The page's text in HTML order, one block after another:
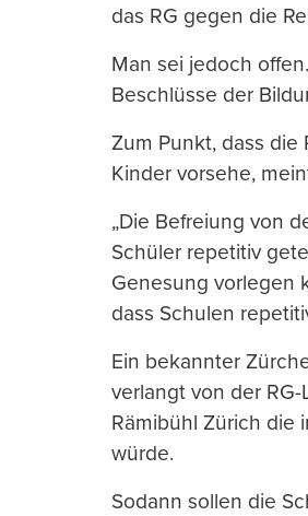
das RG gegen die
Man sei jedoch
Beschlüsse der
Zum Punkt, dass
Kinder vorsehe,
„Die Befreiung von
Schüler repetitiv
Genesung vorlegen
dass Schulen
Ein bekannter
verlangt von der
Rämibühl Zürich die
würde.
Sodann sollen die